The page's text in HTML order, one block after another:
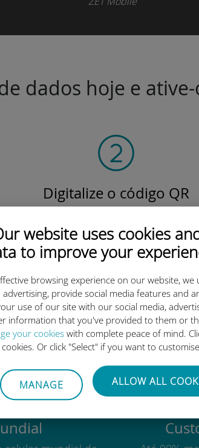
website uses cookies
to improve your
browsing experience on our website,
provide social media features and
use of our site with our social media,
information that you've provided to them or
your cookies with complete peace of mind.
Or click "Select" if you want to
MANAGE ALLOW ALL
dados hoje e
Digitalize o código QR
para ativar o plano de dados e instalar
Simples!
internacional